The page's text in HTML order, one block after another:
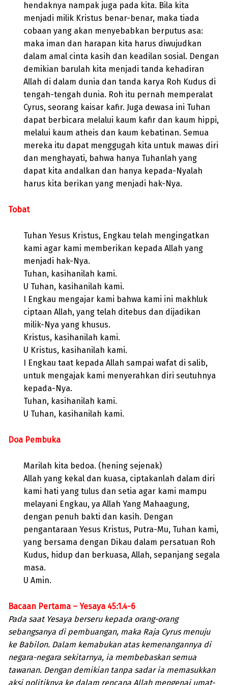
hendaknya nampak juga pada kita. Bila kita
menjadi milik Kristus benar-benar, maka tiada
cobaan yang akan menyebabkan berputus asa:
maka iman dan harapan kita harus diwujudkan
dalam amal cinta kasih dan keadilan sosial. Dengan
demikian barulah kita menjadi tanda kehadiran
Allah di dalam dunia dan tanda karya Roh Kudus di
tengah-tengah dunia. Roh itu pernah memperalat
Cyrus, seorang kaisar kafir. Juga dewasa ini Tuhan
dapat berbicara melalui kaum kafir dan kaum hippi,
melalui kaum atheis dan kaum kebatinan. Semua
mereka itu dapat menggugah kita untuk mawas diri
dan menghayati, bahwa hanya Tuhanlah yang
dapat kita andalkan dan hanya kepada-Nyalah
harus kita berikan yang menjadi hak-Nya.
Tobat
Tuhan Yesus Kristus, Engkau telah mengingatkan
kami agar kami memberikan kepada Allah yang
menjadi hak-Nya.
Tuhan, kasihanilah kami.
U Tuhan, kasihanilah kami.
I Engkau mengajar kami bahwa kami ini makhluk
ciptaan Allah, yang telah ditebus dan dijadikan
milik-Nya yang khusus.
Kristus, kasihanilah kami.
U Kristus, kasihanilah kami.
I Engkau taat kepada Allah sampai wafat di salib,
untuk mengajak kami menyerahkan diri seutuhnya
kepada-Nya.
Tuhan, kasihanilah kami.
U Tuhan, kasihanilah kami.
Doa Pembuka
Marilah kita bedoa. (hening sejenak)
Allah yang kekal dan kuasa, ciptakanlah dalam diri
kami hati yang tulus dan setia agar kami mampu
melayani Engkau, ya Allah Yang Mahaagung,
dengan penuh bakti dan kasih. Dengan
pengantaraan Yesus Kristus, Putra-Mu, Tuhan kami,
yang bersama dengan Dikau dalam persatuan Roh
Kudus, hidup dan berkuasa, Allah, sepanjang segala
masa.
U Amin.
Bacaan Pertama – Yesaya 45:1.4-6
Pada saat Yesaya berseru kepada orang-orang
sebangsanya di pembuangan, maka Raja Cyrus menuju
ke Babilon. Dalam kemabukan atas kemenangannya di
negara-negara sekitarnya, ia membebaskan semua
tawanan. Dengan demikian tanpa sadar ia memasukkan
aksi politiknya ke dalam rencana Allah mengenai umat-